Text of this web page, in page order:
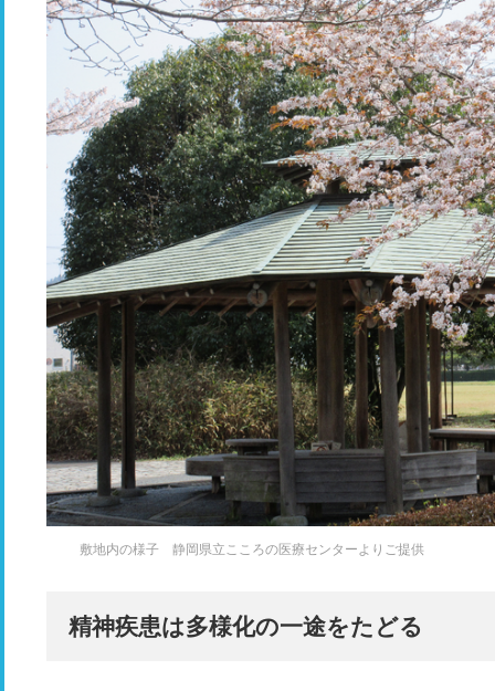
敷地内の様子 静岡県立こころの医療センターよりご提供
精神疾患は多様化の一途をたどる